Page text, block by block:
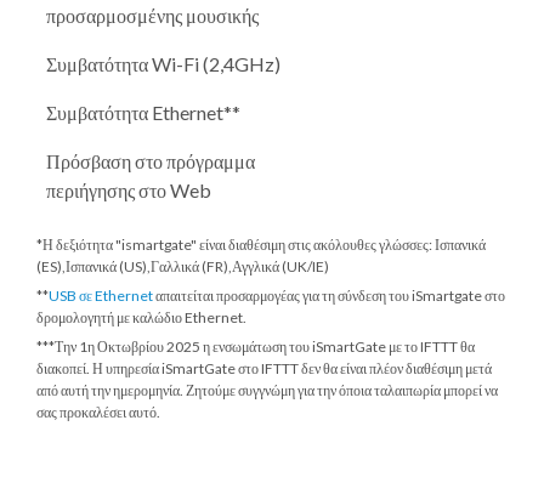
προσαρμοσμένης μουσικής
Συμβατότητα Wi-Fi (2,4GHz)
Συμβατότητα Ethernet**
Πρόσβαση στο πρόγραμμα
περιήγησης στο Web
*Η δεξιότητα "ismartgate" είναι διαθέσιμη στις ακόλουθες γλώσσες: Ισπανικά
(ES),Ισπανικά (US),Γαλλικά (FR),Αγγλικά (UK/IE)
**USB σε Ethernetαπαιτείται προσαρμογέας για τη σύνδεση του iSmartgate στο
δρομολογητή με καλώδιο Ethernet.
***Την 1η Οκτωβρίου 2025 η ενσωμάτωση του iSmartGate με το IFTTT θα
διακοπεί. Η υπηρεσία iSmartGate στο IFTTT δεν θα είναι πλέον διαθέσιμη μετά
από αυτή την ημερομηνία. Ζητούμε συγγνώμη για την όποια ταλαιπωρία μπορεί να
σας προκαλέσει αυτό.